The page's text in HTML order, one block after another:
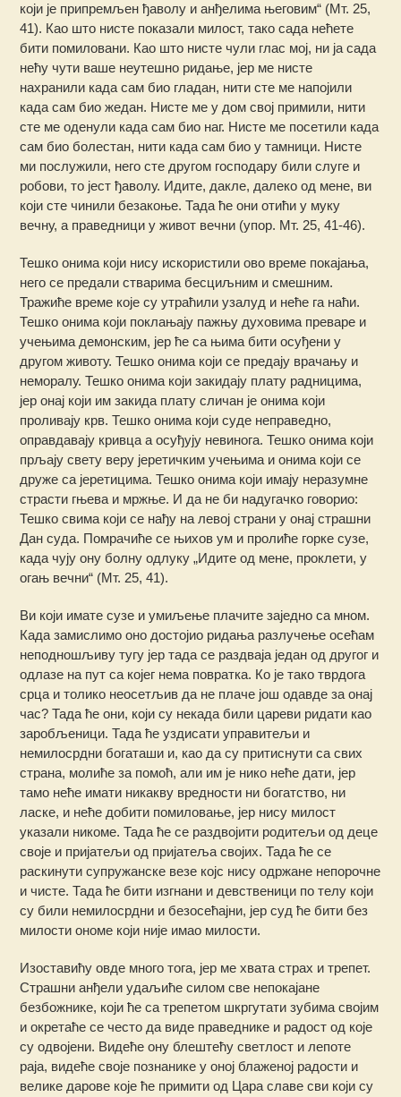
који је припремљен ђаволу и анђелима његовим“ (Мт. 25,
41). Као што нисте показали милост, тако сада нећете
бити помиловани. Као што нисте чули глас мој, ни ја сада
нећу чути ваше неутешно ридање, јер ме нисте
нахранили када сам био гладан, нити сте ме напојили
када сам био жедан. Нисте ме у дом свој примили, нити
сте ме оденули када сам био наг. Нисте ме посетили када
сам био болестан, нити када сам био у тамници. Нисте
ми послужили, него сте другом господару били слуге и
робови, то јест ђаволу. Идите, дакле, далеко од мене, ви
који сте чинили безакоње. Тада ће они отићи у муку
вечну, а праведници у живот вечни (упор. Мт. 25, 41-46).
Тешко онима који нису искористили ово време покајања,
него се предали стварима бесциљним и смешним.
Тражиће време које су утраћили узалуд и неће га наћи.
Тешко онима који поклањају пажњу духовима преваре и
учењима демонским, јер ће са њима бити осуђени у
другом животу. Тешко онима који се предају врачању и
неморалу. Тешко онима који закидају плату радницима,
јер онај који им закида плату сличан је онима који
проливају крв. Тешко онима који суде неправедно,
оправдавају кривца а осуђују невинога. Тешко онима који
прљају свету веру јеретичким учењима и онима који се
друже са јеретицима. Тешко онима који имају неразумне
страсти гњева и мржње. И да не би надугачко говорио:
Тешко свима који се нађу на левој страни у онај страшни
Дан суда. Помрачиће се њихов ум и пролиће горке сузе,
када чују ону болну одлуку „Идите од мене, проклети, у
огањ вечни“ (Мт. 25, 41).
Ви који имате сузе и умиљење плачите заједно са мном.
Када замислимо оно достојио ридања разлучење осећам
неподношљиву тугу јер тада се раздваја један од другог и
одлазе на пут са којег нема повратка. Ко је тако тврдога
срца и толико неосетљив да не плаче још одавде за онај
час? Тада ће они, који су некада били цареви ридати као
заробљеници. Тада ће уздисати управитељи и
немилосрдни богаташи и, као да су притиснути са свих
страна, молиће за помоћ, али им је нико неће дати, јер
тамо неће имати никакву вредности ни богатство, ни
ласке, и неће добити помиловање, јер нису милост
указали никоме. Тада ће се раздвојити родитељи од деце
своје и пријатељи од пријатеља својих. Тада ће се
раскинути супружанске везе којс нису одржане непорочне
и чисте. Тада ће бити изгнани и девственици по телу који
су били немилосрдни и безосећајни, јер суд ће бити без
милости ономе који није имао милости.
Изоставићу овде много тога, јер ме хвата страх и трепет.
Страшни анђели удаљиће силом све непокајане
безбожнике, који ће са трепетом шкргутати зубима својим
и окретаће се често да виде праведнике и радост од које
су одвојени. Видеће ону блештећу светлост и лепоте
раја, видеће своје познанике у оној блаженој радости и
велике дарове које ће примити од Цара славе сви који су